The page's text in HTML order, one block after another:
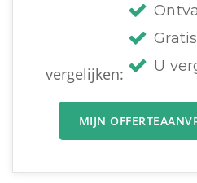
vergelijken:
U
MIJN